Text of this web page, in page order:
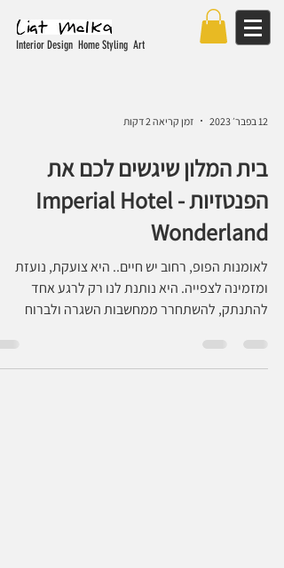
Interior Design Home Styling Art
12 בפבר׳ 2023 זמן קריאה 2 דקות
בית המלון שיגשים לכם את
הפנטזיות - Imperial Hotel
Wonderland
לאומנות הפופ, רחוב יש חיים.. היא צועקת, נועזת
ומזמינה לצפייה. היא נותנת לנו רק לרגע אחד
להתנתק, להשתחרר ממחשבות השגרה ולברוח